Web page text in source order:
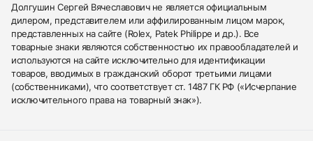
Долгушин Сергей Вячеславович не является официальным
дилером, представителем или аффилированным лицом марок,
представленных на сайте (Rolex, Patek Philippe и др.). Все
товарные знаки являются собственностью их правообладателей и
используются на сайте исключительно для идентификации
товаров, вводимых в гражданский оборот третьими лицами
(собственниками), что соответствует ст. 1487 ГК РФ («Исчерпание
исключительного права на товарный знак»).